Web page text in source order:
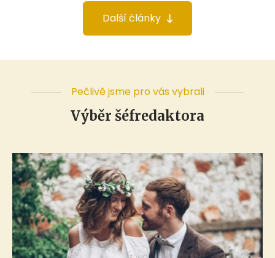
Další články
Pečlivě jsme pro vás vybrali
Výběr šéfredaktora